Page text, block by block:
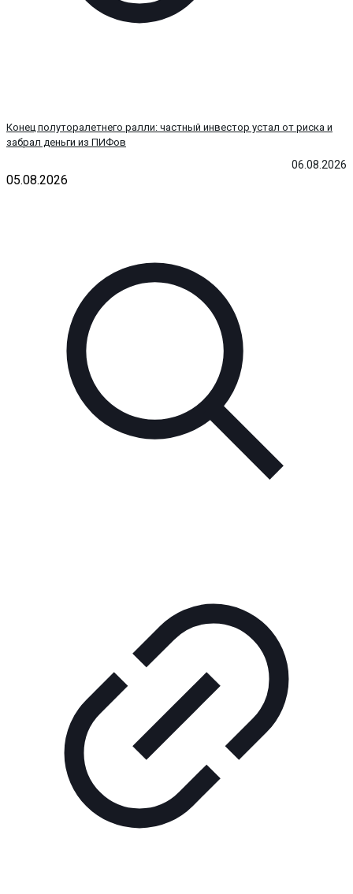
06.08.2026
Конец полуторалетнего ралли: частный инвестор устал от риска и
забрал деньги из ПИФов
05.08.2026